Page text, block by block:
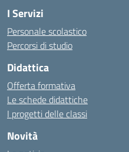
I Servizi
Personale scolastico
Percorsi di studio
Didattica
Offerta formativa
Le schede didattiche
I progetti delle classi
Novità